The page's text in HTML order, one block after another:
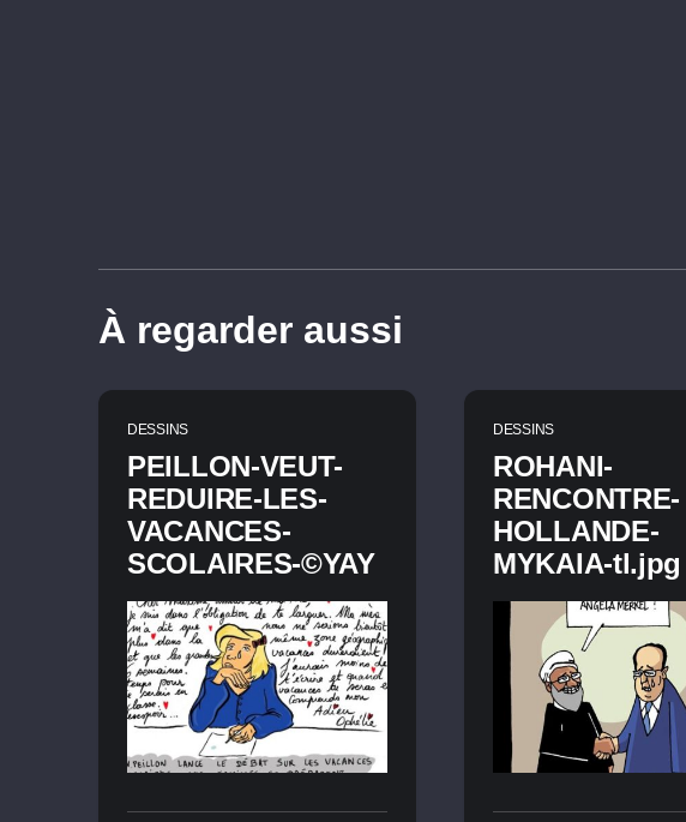
À regarder aussi
DESSINS
PEILLON-VEUT-
REDUIRE-LES-
VACANCES-
SCOLAIRES-©YAY
DESSINS
ROHANI-
RENCONTRE-
HOLLANDE-
MYKAIA-tl.jpg